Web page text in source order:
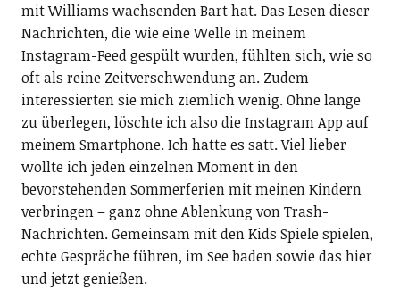
mit Williams wachsenden Bart hat. Das Lesen dieser
Nachrichten, die wie eine Welle in meinem
Instagram-Feed gespült wurden, fühlten sich, wie so
oft als reine Zeitverschwendung an. Zudem
interessierten sie mich ziemlich wenig. Ohne lange
zu überlegen, löschte ich also die Instagram App auf
meinem Smartphone. Ich hatte es satt. Viel lieber
wollte ich jeden einzelnen Moment in den
bevorstehenden Sommerferien mit meinen Kindern
verbringen – ganz ohne Ablenkung von Trash-
Nachrichten. Gemeinsam mit den Kids Spiele spielen,
echte Gespräche führen, im See baden sowie das hier
und jetzt genießen.